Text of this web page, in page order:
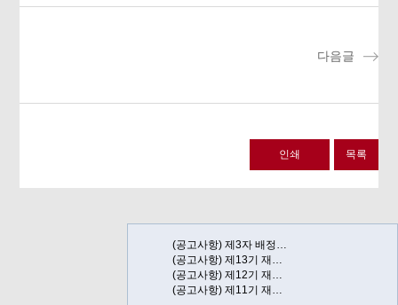
다음글
인쇄 목록
(공고사항) 제3자 배정…
(공고사항) 제13기 재…
(공고사항) 제12기 재…
(공고사항) 제11기 재…